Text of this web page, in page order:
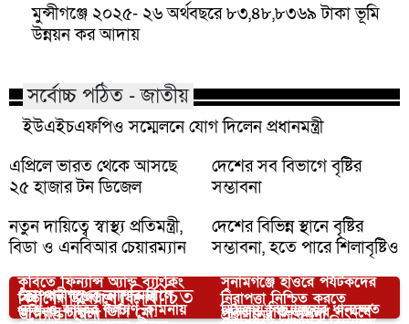
মুন্সীগঞ্জে ২০২৫- ২৬ অর্থবছরে ৮৩,৪৮,৮৩৬৯ টাকা ভূমি
উন্নয়ন কর আদায়
সর্বোচ্চ পঠিত - জাতীয়
ইউএইচএফপিও সম্মেলনে যোগ দিলেন প্রধানমন্ত্রী
এপ্রিলে ভারত থেকে আসছে
২৫ হাজার টন ডিজেল
দেশের সব বিভাগে বৃষ্টির
সম্ভাবনা
নতুন দায়িত্বে স্বাস্থ্য প্রতিমন্ত্রী,
বিডা ও এনবিআর চেয়ারম্যান
দেশের বিভিন্ন স্থানে বৃষ্টির
সম্ভাবনা, হতে পারে শিলাবৃষ্টিও
আপনার জন্য নির্বাচিত
কুবিতে ফিন্যান্স অ্যান্ড ব্যাংকিং
বিভাগের উদ্যোগে বিশেষ
উদ্যোক্তা মেলা
সুনামগঞ্জে হাওরে পর্যটকদের
নিরাপত্তা নিশ্চিত করতে
প্রশাসনের নির্দেশনা
কোম্পানীগঞ্জের ক্রাশার মিলে
অভিযান চালান ডিসি মো:
পুঠিয়ায় ট্রাক-ভ্যানের সংঘর্ষে
দেশ ও জাতির কল্যাণ কামনায়
ডিমলায় বিদ্যালয়ের ধানক্ষেত